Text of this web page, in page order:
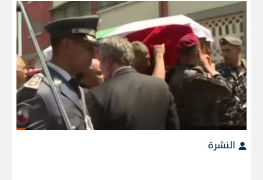
النشرة